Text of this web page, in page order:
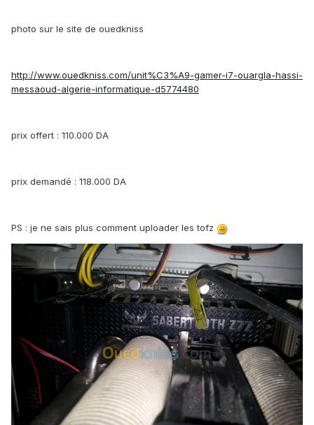
photo sur le site de ouedkniss
http://www.ouedkniss.com/unit%C3%A9-gamer-i7-ouargla-hassi-
messaoud-algerie-informatique-d5774480
prix offert : 110.000 DA
prix demandé : 118.000 DA
PS : je ne sais plus comment uploader les tofz